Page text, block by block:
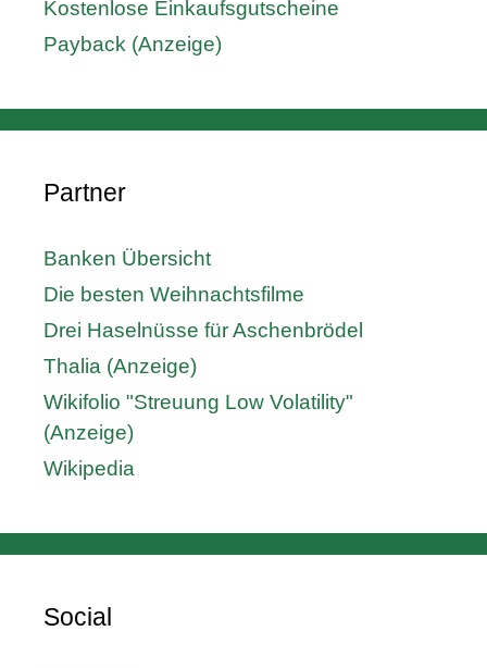
Kostenlose Einkaufsgutscheine
Payback (Anzeige)
Partner
Banken Übersicht
Die besten Weihnachtsfilme
Drei Haselnüsse für Aschenbrödel
Thalia (Anzeige)
Wikifolio "Streuung Low Volatility"
(Anzeige)
Wikipedia
Social